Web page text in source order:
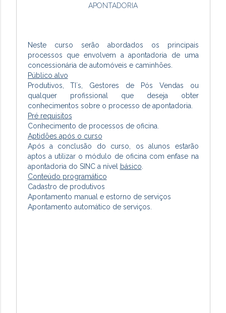
APONTADORIA
Neste curso serão abordados os principais
processos que envolvem a apontadoria de uma
concessionária de automóveis e caminhões.
Público alvo
Produtivos, TI´s, Gestores de Pós Vendas ou
qualquer profissional que deseja obter
conhecimentos sobre o processo de apontadoria.
Pré requisitos
Conhecimento de processos de oficina.
Aptidões após o curso
Após a conclusão do curso, os alunos estarão
aptos a utilizar o módulo de oficina com enfase na
apontadoria do SINC a nível básico.
Conteúdo programático
Cadastro de produtivos
Apontamento manual e estorno de serviços
Apontamento automático de serviços.